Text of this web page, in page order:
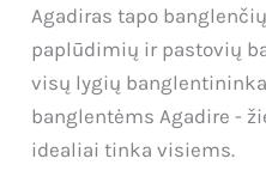
Agadiras tapo
paplūdimių ir pastovių
visų lygių
banglentėms Agadire -
idealiai tinka visiems.